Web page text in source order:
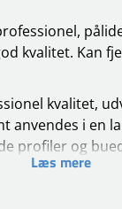
rofessionel,
kvalitet. Kan
kvalitet,
anvendes i en
profiler og
Læs mere